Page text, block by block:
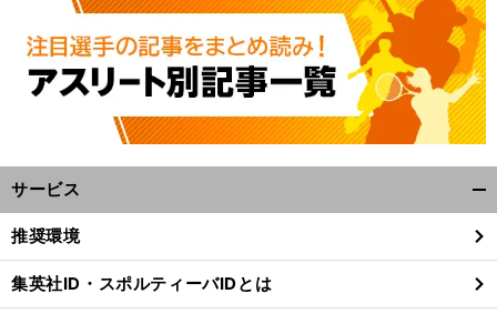
サービス
閉
る
推奨環境
集英社ID・スポルティーバIDとは